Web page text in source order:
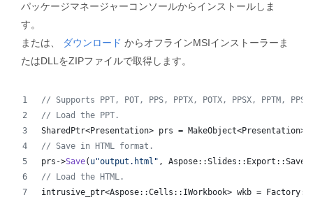
パッケージマネージャーコンソールからインストールしま
す。
または、
ダウンロード からオフラインMSIインストーラーま
たはDLLをZIPファイルで取得します。
// Supports PPT, POT, PPS, PPTX, POTX, PPSX, PPTM,
// Load the PPT.
SharedPtr<Presentation> prs = MakeObject<Presentation>(
// Save in HTML format.
prs->Save( u"output.html " ,
// Load the HTML.
intrusive_ptr<Aspose::Cells::IWorkbook> wkb =